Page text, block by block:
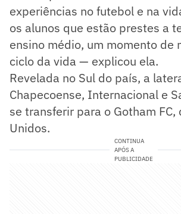
experiências no futebol e na
os alunos que estão prestes a
ensino médio, um momento de
ciclo da vida — explicou ela.
Revelada no Sul do país, a
Chapecoense, Internacional e
se transferir para o Gotham FC,
Unidos.
CONTINUA
APÓS A
PUBLICIDADE